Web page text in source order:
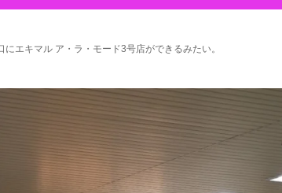
エキマル ア・ラ・モード3号店ができるみたい。